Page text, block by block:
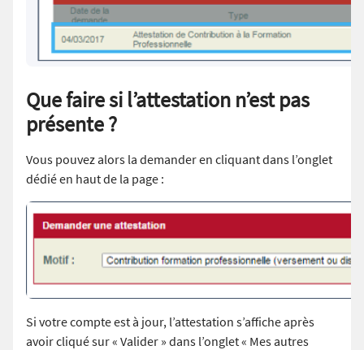
Que faire si l’attestation n’est pas
présente ?
Vous pouvez alors la demander en cliquant dans l’onglet
dédié en haut de la page :
Si votre compte est à jour, l’attestation s’affiche après
avoir cliqué sur « Valider » dans l’onglet « Mes autres